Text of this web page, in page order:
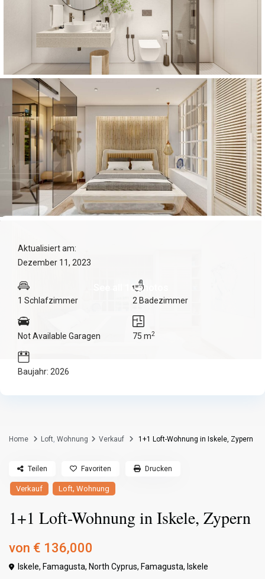
See all 10 photos
Aktualisiert am:
Dezember 11, 2023
1 Schlafzimmer 2 Badezimmer
Not Available Garagen 75 m2
Baujahr: 2026
Home Loft,Wohnung Verkauf 1+1 Loft-Wohnung in Iskele, Zypern
Verkauf Loft,Wohnung
1+1 Loft-Wohnung in Iskele, Zypern
von € 136,000
Iskele, Famagusta, North Cyprus, Famagusta, Iskele
Teilen Favoriten Drucken